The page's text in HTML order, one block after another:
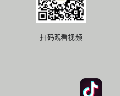
扫码观看视频